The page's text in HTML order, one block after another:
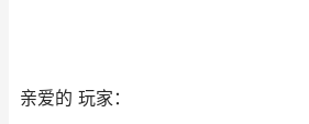
亲爱的 玩家：